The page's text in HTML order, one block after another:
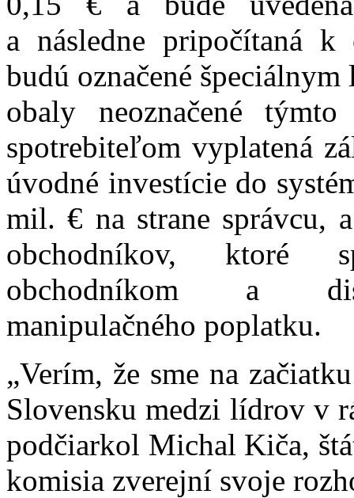
a následne pripočítaná k
budú označené
obaly neoznačené
spotrebiteľom vyplatená
úvodné investície do
mil. € na strane správcu,
obchodníkov, ktoré
obchodníkom a
manipulačného poplatku.
„Verím, že sme na
Slovensku medzi lídrov v
podčiarkol Michal Kiča,
komisia zverejní svoje